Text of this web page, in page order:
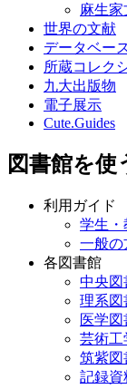
麻生家
世界の文献
データベー
所蔵コレク
九大出版物
電子展示
Cute.Guides
図書館を使
利用ガイド
学生・
一般の
各図書館
中央図
理系図
医学図
芸術工
筑紫図
記録資